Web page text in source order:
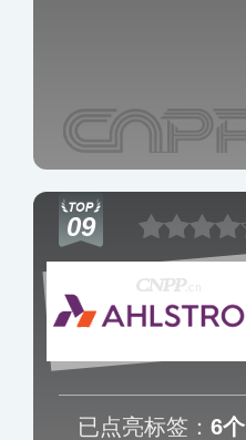
09
已点亮标签： 6个